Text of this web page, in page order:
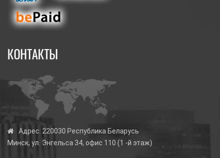
КОНТАКТЫ
Адрес: 220030 Республика Беларусь
Минск, ул. Энгельса 34, офис 110 (1 -й этаж)